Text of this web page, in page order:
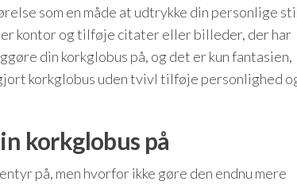
som en måde at udtrykke din personlige
kontor og tilføje citater eller billeder, der har
din korkglobus på, og det er kun fantasien,
korkglobus uden tvivl tilføje personlighed
korkglobus på
på, men hvorfor ikke gøre den endnu mere